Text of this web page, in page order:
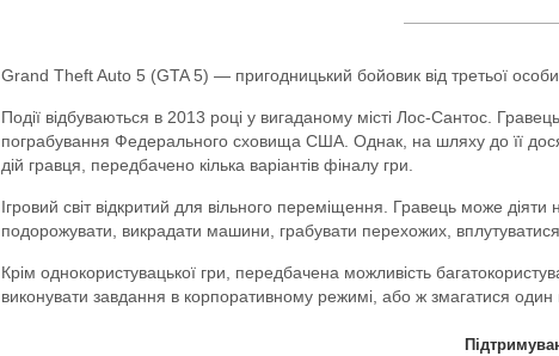
Grand Theft Auto 5 (GTA 5) — пригодницький бойовик від третьої
Події відбуваються в 2013 році у вигаданому місті Лос-Сантос.
пограбування Федерального сховища США. Однак, на шляху до її
дій гравця, передбачено кілька варіантів фіналу гри.
Ігровий світ відкритий для вільного переміщення. Гравець може
подорожувати, викрадати машини, грабувати перехожих, вплутуватися
Крім однокористувацької гри, передбачена можливість
виконувати завдання в корпоративному режимі, або ж змагатися один